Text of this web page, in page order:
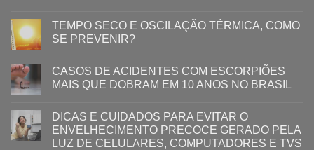
TEMPO SECO E OSCILAÇÃO TÉRMICA, COMO
SE PREVENIR?
CASOS DE ACIDENTES COM ESCORPIÕES
MAIS QUE DOBRAM EM 10 ANOS NO BRASIL
DICAS E CUIDADOS PARA EVITAR O
ENVELHECIMENTO PRECOCE GERADO PELA
LUZ ​DE CELULARES, COMPUTADORES E TVS​​